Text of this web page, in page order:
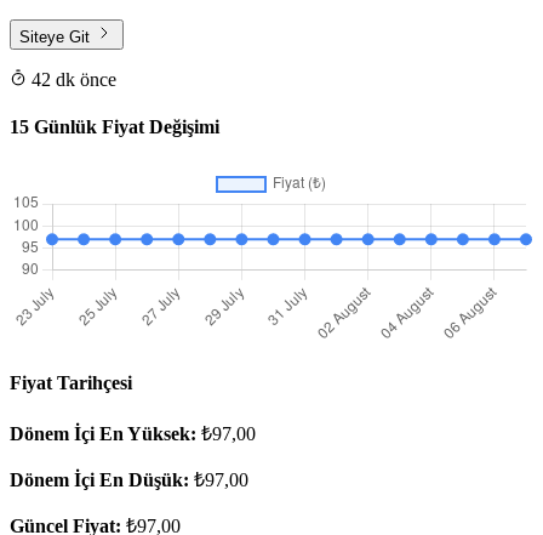
Siteye Git
42 dk önce
15 Günlük Fiyat Değişimi
Fiyat Tarihçesi
Dönem İçi En Yüksek: ₺97,00
Dönem İçi En Düşük: ₺97,00
Güncel Fiyat: ₺97,00